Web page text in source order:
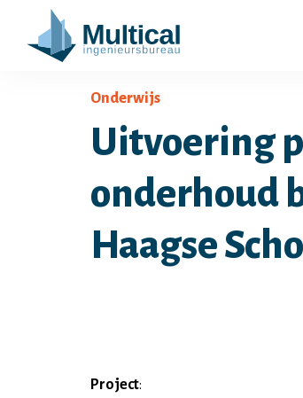
Onderwijs
Uitvoering
onderhoud
Haagse
Project: